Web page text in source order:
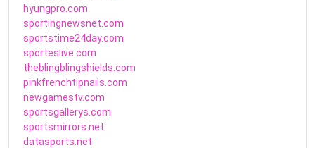
hyungpro.com
sportingnewsnet.com
sportstime24day.com
sporteslive.com
theblingblingshields.com
pinkfrenchtipnails.com
newgamestv.com
sportsgallerys.com
sportsmirrors.net
datasports.net